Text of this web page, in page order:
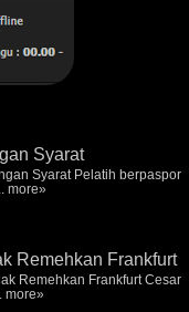
Syarat
Syarat Pelatih berpaspor
more»
Remehkan Frankfurt
Remehkan Frankfurt Cesar
more»